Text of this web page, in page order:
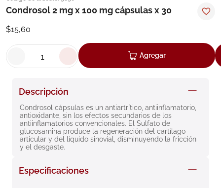
Condrosol 2 mg x 100 mg cápsulas x 30
$15,60
Agregar
Descripción
Condrosol cápsulas es un antiartrítico, antiinflamatorio,
antioxidante, sin los efectos secundarios de los
antiinflamatorios convencionales. El Sulfato de
glucosamina produce la regeneración del cartílago
articular y del líquido sinovial, disminuyendo la fricción
y el desgaste.
Especificaciones
pilexil
5. cerave
6 degraler
7. megacistin
8. roche posay
9. isdin